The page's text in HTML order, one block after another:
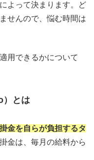
よって決まります。ど
せんので、悩む時間は
用できるかについて
）とは
金を自らが負担するタ
金は、毎月の給料から